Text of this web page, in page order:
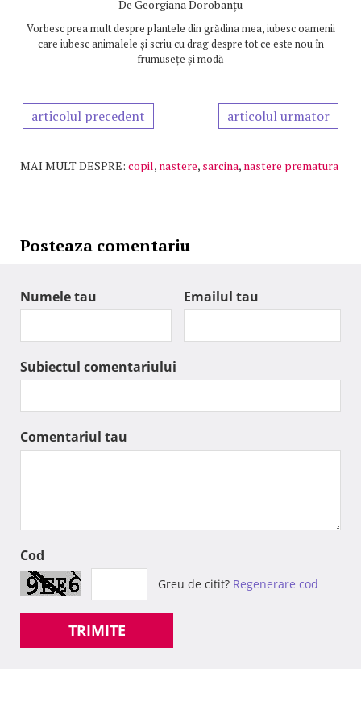
De Georgiana Dorobanțu
Vorbesc prea mult despre plantele din grădina mea, iubesc oamenii
care iubesc animalele și scriu cu drag despre tot ce este nou în
frumusețe și modă
articolul precedent articolul urmator
MAI MULT DESPRE: copil, nastere, sarcina, nastere prematura
Posteaza comentariu
Numele tau Emailul tau
Subiectul comentariului
Comentariul tau
Cod
Greu de citit? Regenerare cod
TRIMITE